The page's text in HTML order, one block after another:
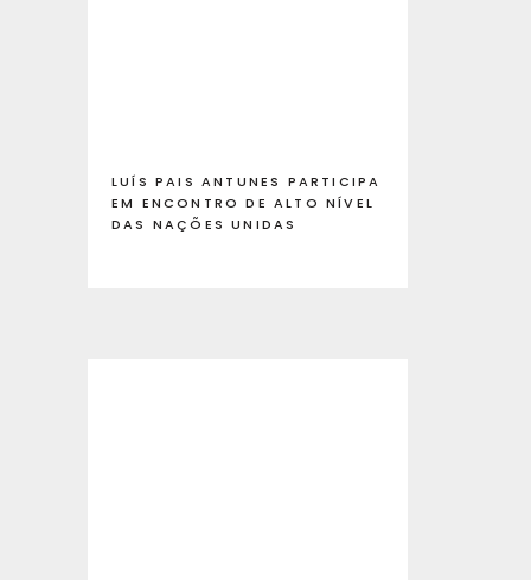
LUÍS PAIS ANTUNES PARTICIPA
EM ENCONTRO DE ALTO NÍVEL
DAS NAÇÕES UNIDAS